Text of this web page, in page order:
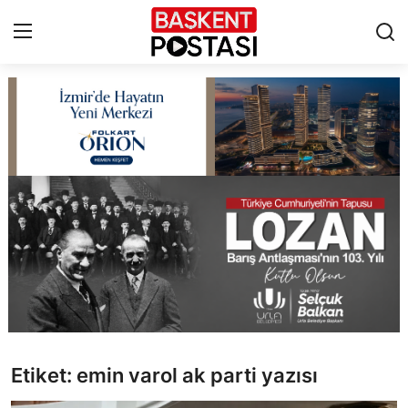
Çerez Politikası
Künye
Ankara
TBMM
Cumhurbaşkanlığı
Etiket: emin varol ak parti yazısı